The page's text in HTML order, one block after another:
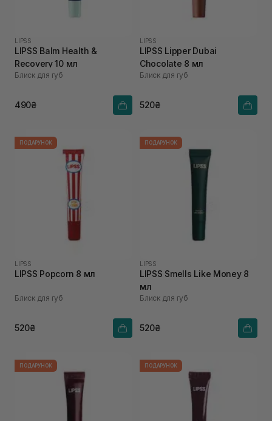
LIPSS
LIPSS Balm Health &
Recovery 10 мл
Блиск для губ
490₴
LIPSS
LIPSS Lipper Dubai
Chocolate 8 мл
Блиск для губ
520₴
ПОДАРУНОК
LIPSS
LIPSS Popcorn 8 мл
Блиск для губ
520₴
ПОДАРУНОК
LIPSS
LIPSS Smells Like Money 8
мл
Блиск для губ
520₴
ПОДАРУНОК ПОДАРУНОК